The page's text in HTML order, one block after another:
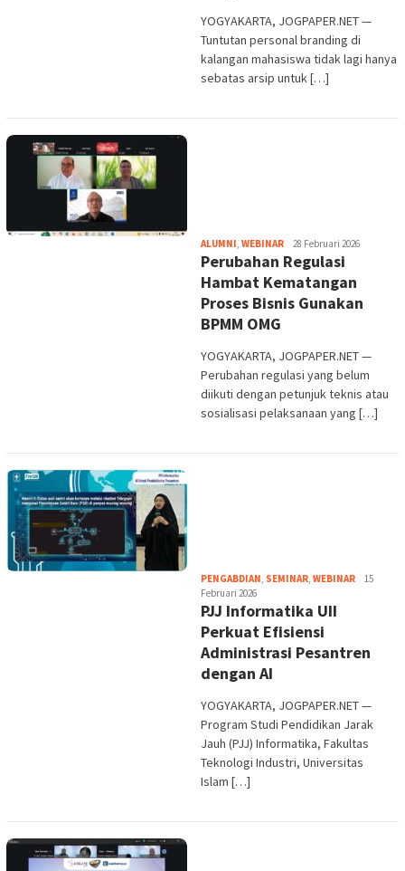
YOGYAKARTA, JOGPAPER.NET —
Tuntutan personal branding di
kalangan mahasiswa tidak lagi hanya
sebatas arsip untuk […]
ALUMNI, WEBINARHeri
Purwata
28 Februari 2026
Perubahan Regulasi
Hambat Kematangan
Proses Bisnis Gunakan
BPMM OMG
YOGYAKARTA, JOGPAPER.NET —
Perubahan regulasi yang belum
diikuti dengan petunjuk teknis atau
sosialisasi pelaksanaan yang […]
PENGABDIAN, SEMINAR, WEBINARHeri
15
Februari 2026
PJJ Informatika UII
Perkuat Efisiensi
Administrasi Pesantren
dengan AI
YOGYAKARTA, JOGPAPER.NET —
Program Studi Pendidikan Jarak
Jauh (PJJ) Informatika, Fakultas
Teknologi Industri, Universitas
Islam […]